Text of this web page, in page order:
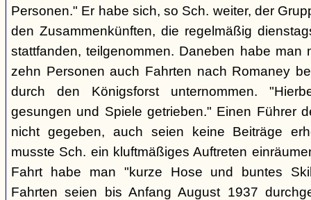
Personen." Er habe sich, so Sch. weiter, der
den Zusammenkünften, die regelmäßig
stattfanden, teilgenommen. Daneben habe man
zehn Personen auch Fahrten nach Romaney
durch den Königsforst unternommen.
gesungen und Spiele getrieben." Einen Führer
nicht gegeben, auch seien keine Beiträge
musste Sch. ein kluftmäßiges Auftreten
Fahrt habe man "kurze Hose und buntes
Fahrten seien bis Anfang August 1937